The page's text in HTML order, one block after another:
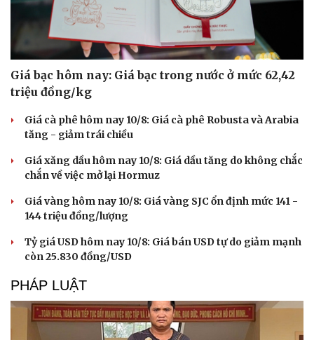
Giá bạc hôm nay: Giá bạc trong nước ở mức 62,42
triệu đồng/kg
Giá cà phê hôm nay 10/8: Giá cà phê Robusta và Arabia
tăng - giảm trái chiều
Giá xăng dầu hôm nay 10/8: Giá dầu tăng do không chắc
chắn về việc mở lại Hormuz
Giá vàng hôm nay 10/8: Giá vàng SJC ổn định mức 141 -
144 triệu đồng/lượng
Tỷ giá USD hôm nay 10/8: Giá bán USD tự do giảm mạnh
còn 25.830 đồng/USD
PHÁP LUẬT